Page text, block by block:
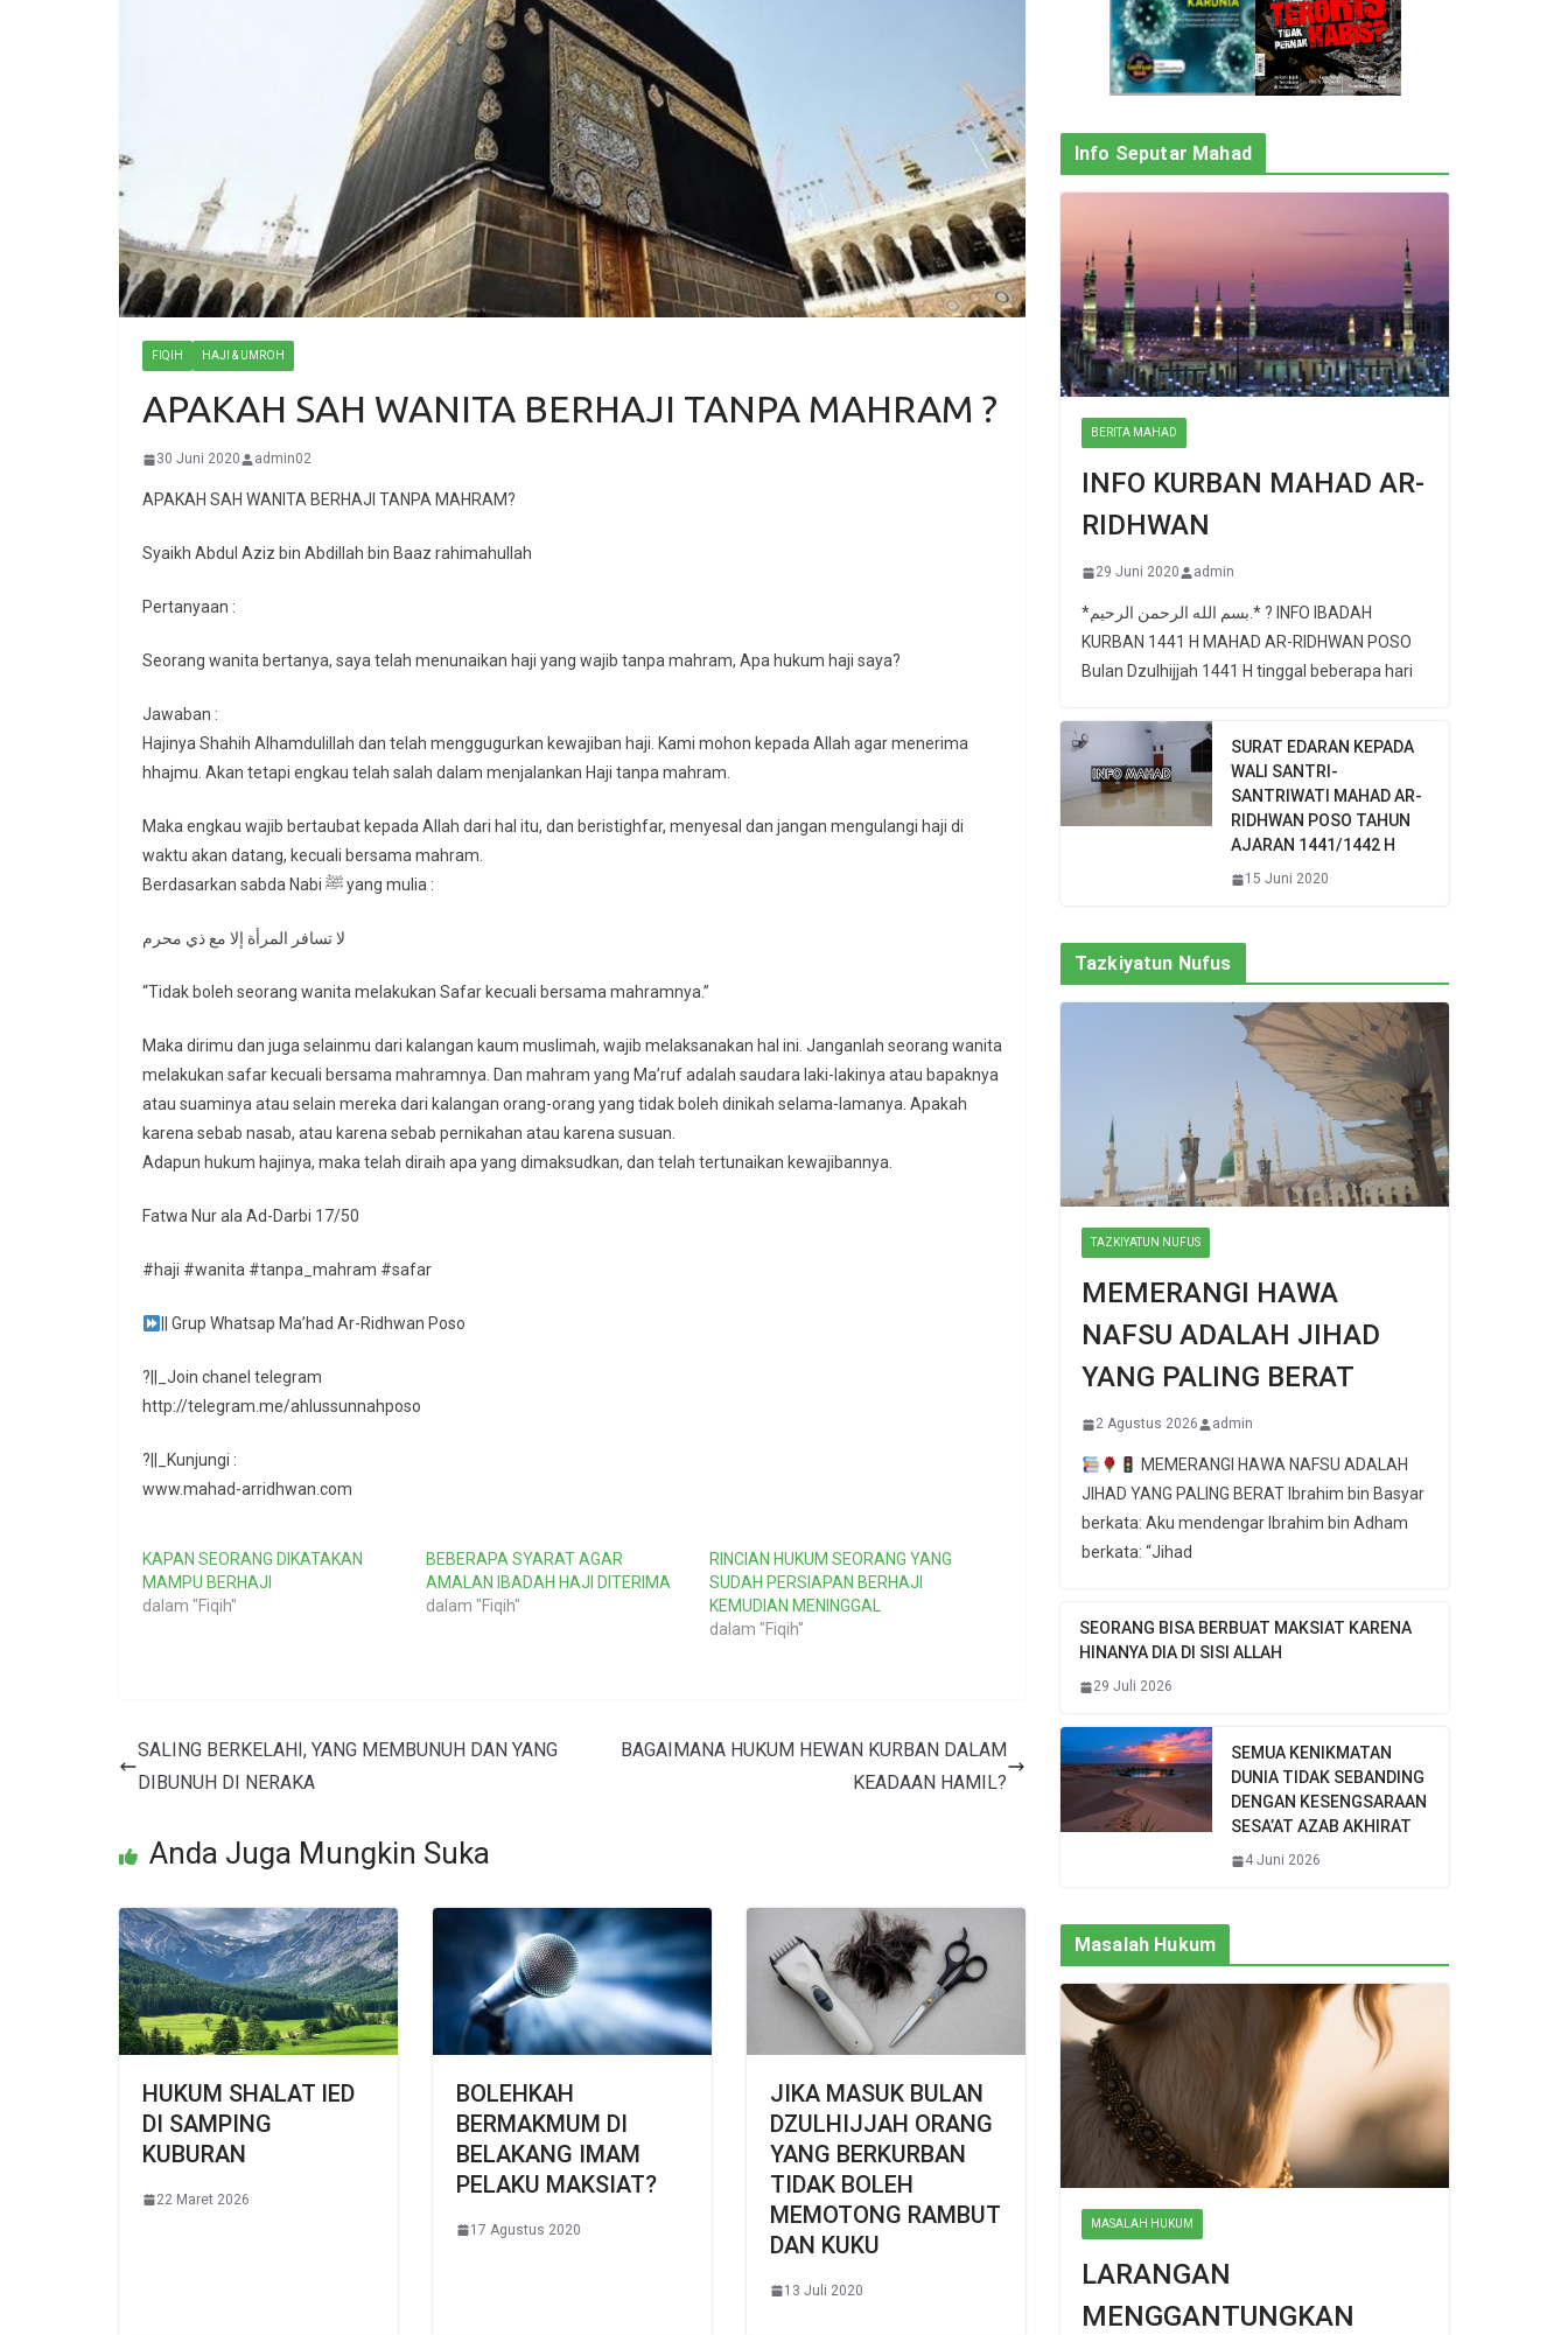
FIQIH HAJI & UMROH
APAKAH SAH WANITA BERHAJI TANPA MAHRAM ?
30 Juni 2020 admin02
APAKAH SAH WANITA BERHAJI TANPA MAHRAM?
Syaikh Abdul Aziz bin Abdillah bin Baaz rahimahullah
Pertanyaan :
Seorang wanita bertanya, saya telah menunaikan haji yang wajib tanpa mahram, Apa hukum haji saya?
Jawaban :
Hajinya Shahih Alhamdulillah dan telah menggugurkan kewajiban haji. Kami mohon kepada Allah agar menerima
hhajmu. Akan tetapi engkau telah salah dalam menjalankan Haji tanpa mahram.
Maka engkau wajib bertaubat kepada Allah dari hal itu, dan beristighfar, menyesal dan jangan mengulangi haji di
waktu akan datang, kecuali bersama mahram.
Berdasarkan sabda Nabi ﷺ yang mulia :
لا تسافر المرأة إلا مع ذي محرم
“Tidak boleh seorang wanita melakukan Safar kecuali bersama mahramnya.”
Maka dirimu dan juga selainmu dari kalangan kaum muslimah, wajib melaksanakan hal ini. Janganlah seorang wanita
melakukan safar kecuali bersama mahramnya. Dan mahram yang Ma’ruf adalah saudara laki-lakinya atau bapaknya
atau suaminya atau selain mereka dari kalangan orang-orang yang tidak boleh dinikah selama-lamanya. Apakah
karena sebab nasab, atau karena sebab pernikahan atau karena susuan.
Adapun hukum hajinya, maka telah diraih apa yang dimaksudkan, dan telah tertunaikan kewajibannya.
Fatwa Nur ala Ad-Darbi 17/50
#haji #wanita #tanpa_mahram #safar
|| Grup Whatsap Ma’had Ar-Ridhwan Poso
?||_Join chanel telegram
http://telegram.me/ahlussunnahposo
?||_Kunjungi :
www.mahad-arridhwan.com
KAPAN SEORANG DIKATAKAN
MAMPU BERHAJI
dalam "Fiqih"
BEBERAPA SYARAT AGAR
AMALAN IBADAH HAJI DITERIMA
dalam "Fiqih"
RINCIAN HUKUM SEORANG YANG
SUDAH PERSIAPAN BERHAJI
KEMUDIAN MENINGGAL
dalam "Fiqih"
SALING BERKELAHI, YANG MEMBUNUH DAN YANG
DIBUNUH DI NERAKA
BAGAIMANA HUKUM HEWAN KURBAN DALAM
KEADAAN HAMIL?
Anda Juga Mungkin Suka
HUKUM SHALAT IED
DI SAMPING
KUBURAN
22 Maret 2026
BOLEHKAH
BERMAKMUM DI
BELAKANG IMAM
PELAKU MAKSIAT?
17 Agustus 2020
JIKA MASUK BULAN
DZULHIJJAH ORANG
YANG BERKURBAN
TIDAK BOLEH
MEMOTONG RAMBUT
DAN KUKU
13 Juli 2020
Info Seputar Mahad
BERITA MAHAD
INFO KURBAN MAHAD AR-
RIDHWAN
29 Juni 2020 admin
*بسم الله الرحمن الرحيم.* ? INFO IBADAH
KURBAN 1441 H MAHAD AR-RIDHWAN POSO
Bulan Dzulhijjah 1441 H tinggal beberapa hari
SURAT EDARAN KEPADA
WALI SANTRI-
SANTRIWATI MAHAD AR-
RIDHWAN POSO TAHUN
AJARAN 1441/1442 H
15 Juni 2020
Tazkiyatun Nufus
TAZKIYATUN NUFUS
MEMERANGI HAWA
NAFSU ADALAH JIHAD
YANG PALING BERAT
2 Agustus 2026 admin
MEMERANGI HAWA NAFSU ADALAH
JIHAD YANG PALING BERAT Ibrahim bin Basyar
berkata: Aku mendengar Ibrahim bin Adham
berkata: “Jihad
SEORANG BISA BERBUAT MAKSIAT KARENA
HINANYA DIA DI SISI ALLAH
29 Juli 2026
SEMUA KENIKMATAN
DUNIA TIDAK SEBANDING
DENGAN KESENGSARAAN
SESA’AT AZAB AKHIRAT
4 Juni 2026
Masalah Hukum
MASALAH HUKUM
LARANGAN
MENGGANTUNGKAN